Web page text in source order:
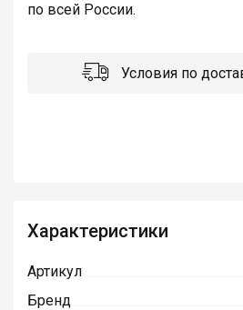
по всей России.
Условия по
Характеристики
Артикул
Бренд